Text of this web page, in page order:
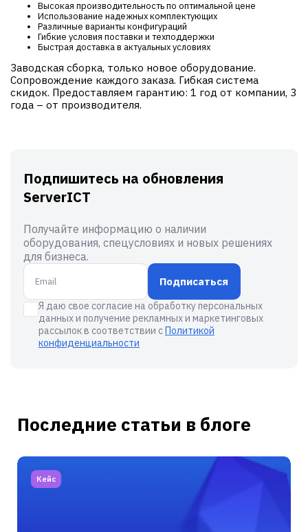
Высокая производительность по оптимальной цене
Использование надежных комплектующих
Различные варианты конфигураций
Гибкие условия поставки и техподдержки
Быстрая доставка в актуальных условиях
Заводская сборка, только новое оборудование.
Сопровождение каждого заказа. Гибкая система
скидок. Предоставляем гарантию: 1 год от компании, 3
года – от производителя.
Подпишитесь на обновления
ServerICT
Получайте информацию о наличии
оборудования, спецусловиях и новых решениях
для бизнеса.
Подписаться
Я даю свое согласие на обработку персональных
данных и получение рекламных и маркетинговых
рассылок в соответствии сПолитикой
конфиденциальности
Последние статьи в блоге
Кейс